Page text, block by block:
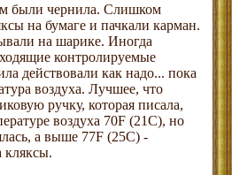
были чернила. Слишком
на бумаге и пачкали карман.
на шарике. Иногда
контролируемые
действовали как надо... пока
воздуха. Лучшее, что
ручку, которая писала,
воздуха 70F (21C), но
а выше 77F (25С) -
кляксы.